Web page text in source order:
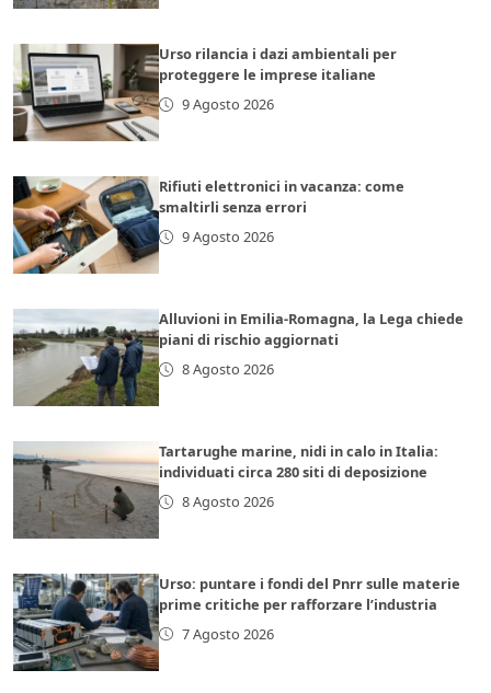
Urso rilancia i dazi ambientali per
proteggere le imprese italiane
9 Agosto 2026
Rifiuti elettronici in vacanza: come
smaltirli senza errori
9 Agosto 2026
Alluvioni in Emilia-Romagna, la Lega chiede
piani di rischio aggiornati
8 Agosto 2026
Tartarughe marine, nidi in calo in Italia:
individuati circa 280 siti di deposizione
8 Agosto 2026
Urso: puntare i fondi del Pnrr sulle materie
prime critiche per rafforzare l’industria
7 Agosto 2026